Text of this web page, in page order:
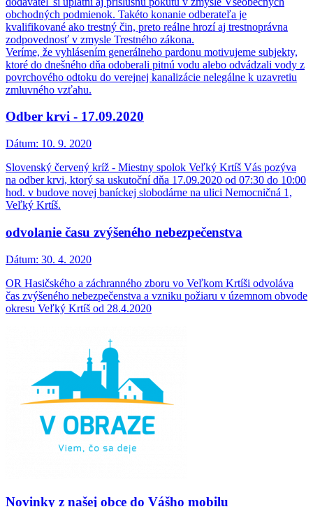
obchodných podmienok. Takéto konanie odberateľa je
kvalifikované ako trestný čin, preto reálne hrozí aj trestnoprávna
zodpovednosť v zmysle Trestného zákona.
Veríme, že vyhlásením generálneho pardonu motivujeme subjekty,
ktoré do dnešného dňa odoberali pitnú vodu alebo odvádzali vody z
povrchového odtoku do verejnej kanalizácie nelegálne k uzavretiu
zmluvného vzťahu.
Odber krvi - 17.09.2020
Dátum: 10. 9. 2020
Slovenský červený kríž - Miestny spolok Veľký Krtíš Vás pozýva
na odber krvi, ktorý sa uskutoční dňa 17.09.2020 od 07:30 do 10:00
hod. v budove novej baníckej slobodárne na ulici Nemocničná 1,
Veľký Krtíš.
odvolanie času zvýšeného nebezpečenstva
Dátum: 30. 4. 2020
OR Hasičského a záchranného zboru vo Veľkom Krtíši odvoláva
čas zvýšeného nebezpečenstva a vzniku požiaru v územnom obvode
okresu Veľký Krtíš od 28.4.2020
Novinky z našej obce do Vášho mobilu